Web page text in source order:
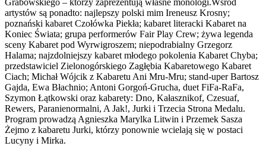
artystów są ponadto: najlepszy polski mim Ireneusz Krosny;
poznański kabaret Czołówka Piekła; kabaret literacki Kabaret na
Koniec Świata; grupa performerów Fair Play Crew; żywa legenda
sceny Kabaret pod Wyrwigroszem; niepodrabialny Grzegorz
Halama; najzdolniejszy kabaret młodego pokolenia Kabaret Chyba;
przedstawiciel Zielonogórskiego Zagłębia Kabaretowego Kabaret
Ciach; Michał Wójcik z Kabaretu Ani Mru-Mru; stand-uper Bartosz
Gajda, Ewa Błachnio; Antoni Gorgoń-Grucha, duet FiFa-RaFa,
Szymon Łątkowski oraz kabarety: Dno, Kałasznikof, Czesuaf,
Rewers, Paranienormalni, A Jak!, Jurki i Trzecia Strona Medalu.
Program prowadzą Agnieszka Marylka Litwin i Przemek Sasza
Żejmo z kabaretu Jurki, którzy ponownie wcielają się w postaci
Lucyny i Mirka.